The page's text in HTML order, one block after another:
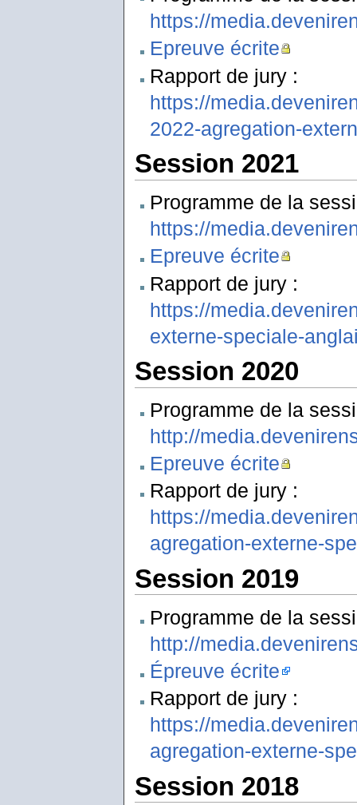
https://
Epreuve écrite
Rapport de jury :
https://
2022-agregation-
Session 2021
Programme de la
https://
Epreuve écrite
Rapport de jury :
https://
externe-speciale-
Session 2020
Programme de la
http://
Epreuve écrite
Rapport de jury :
https://
agregation-externe-
Session 2019
Programme de la
http://
Épreuve écrite
Rapport de jury :
https://
agregation-externe-
Session 2018